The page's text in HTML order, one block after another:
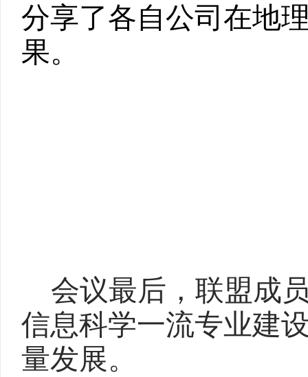
分享了各自公司在地
果。
会议最后，联盟成
信息科学一流专业建
量发展。